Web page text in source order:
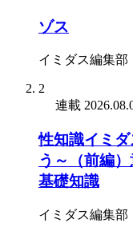
ゾス
イミダス編集部
2
連載
性知識イミ
う～（前編
基礎知識
イミダス編集部